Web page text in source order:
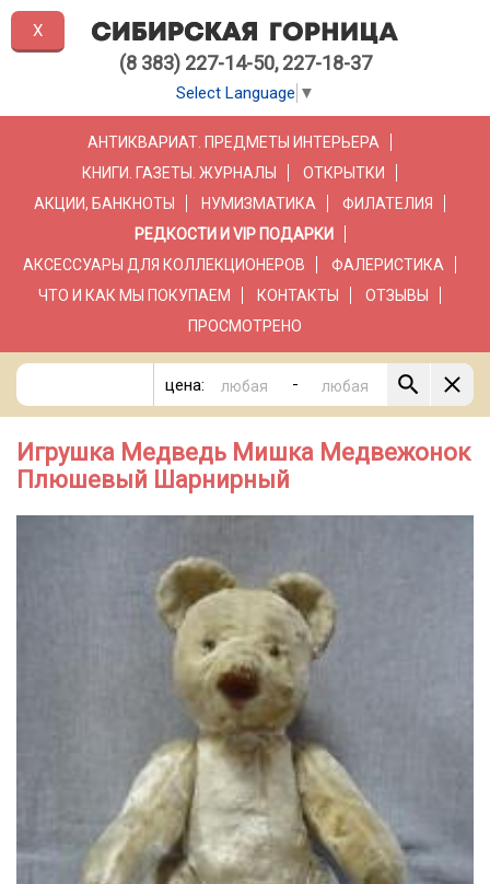
(8 383) 227-14-50, 227-18-37
Select Language ▼
АНТИКВАРИАТ. ПРЕДМЕТЫ ИНТЕРЬЕРА
КНИГИ. ГАЗЕТЫ. ЖУРНАЛЫ
ОТКРЫТКИ
АКЦИИ, БАНКНОТЫ
НУМИЗМАТИКА
ФИЛАТЕЛИЯ
РЕДКОСТИ И VIP ПОДАРКИ
АКСЕССУАРЫ ДЛЯ КОЛЛЕКЦИОНЕРОВ
ФАЛЕРИСТИКА
ЧТО И КАК МЫ ПОКУПАЕМ
КОНТАКТЫ
ОТЗЫВЫ
ПРОСМОТРЕНО
цена: -
Игрушка Медведь Мишка Медвежонок
Плюшевый Шарнирный
X